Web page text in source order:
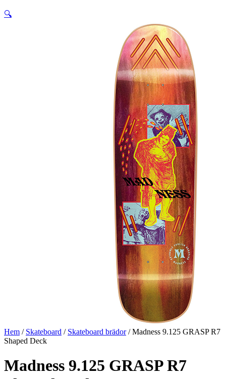
🔍
Hem / Skateboard / Skateboard brädor/ Madness 9.125 GRASP R7
Shaped Deck
Madness 9.125 GRASP R7